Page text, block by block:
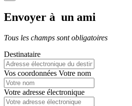
Envoyer à un ami
Tous les champs sont obligatoires
Destinataire
Vos coordonnées Votre nom
Votre adresse électronique